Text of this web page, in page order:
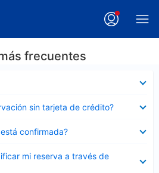
frecuentes
sin tarjeta de crédito?
confirmada?
mi reserva a través de